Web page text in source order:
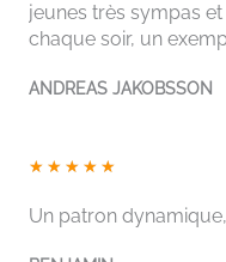
é
5
u
jeunes très sympas
chaque soir, un
ANDREAS JAKOBSSON
★ ★ ★ ★ ★
é
Un patron